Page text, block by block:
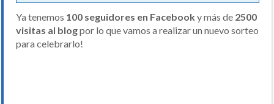
Ya tenemos 100 seguidores en Facebook y más de 2500
visitas al blogpor lo que vamos a realizar un nuevo sorteo
para celebrarlo!